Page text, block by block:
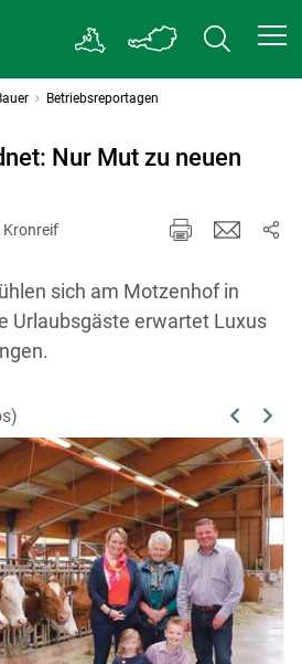
Betriebsreportagen
Nur Mut zu neuen
Kronreif
sich am Motzenhof in
Urlaubsgäste erwartet Luxus
Previous
Next